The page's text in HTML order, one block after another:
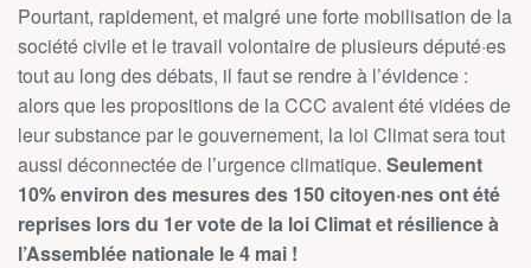
Pourtant, rapidement, et malgré une forte mobilisation de la
société civile et le travail volontaire de plusieurs député·es
tout au long des débats, il faut se rendre à l’évidence :
alors que les propositions de la CCC avaient été vidées de
leur substance par le gouvernement, la loi Climat sera tout
aussi déconnectée de l’urgence climatique. Seulement
10% environ des mesures des 150 citoyen·nes ont été
reprises lors du 1er vote de la loi Climat et résilience à
l’Assemblée nationale le 4 mai !